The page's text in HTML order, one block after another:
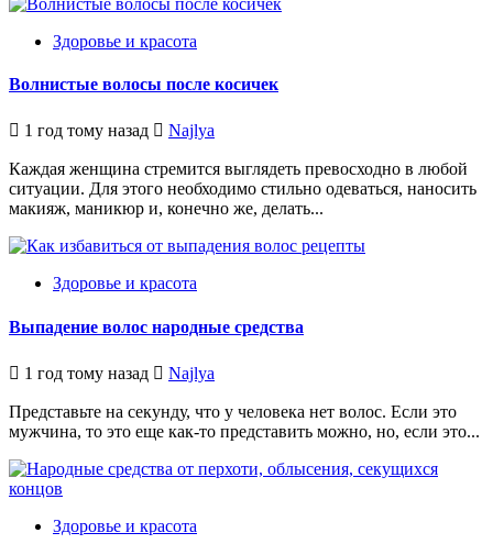
Здоровье и красота
Волнистые волосы после косичек
1 год тому назад Najlya
Каждая женщина стремится выглядеть превосходно в любой
ситуации. Для этого необходимо стильно одеваться, наносить
макияж, маникюр и, конечно же, делать...
Здоровье и красота
Выпадение волос народные средства
1 год тому назад Najlya
Представьте на секунду, что у человека нет волос. Если это
мужчина, то это еще как-то представить можно, но, если это...
Здоровье и красота